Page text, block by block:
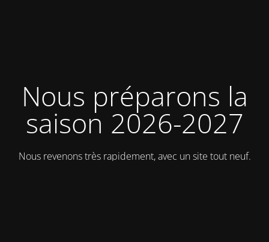
Nous préparons la
saison 2026-2027
Nous revenons très rapidement, avec un site tout neuf.